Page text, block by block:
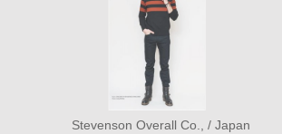
Stevenson Overall Co., / Japan